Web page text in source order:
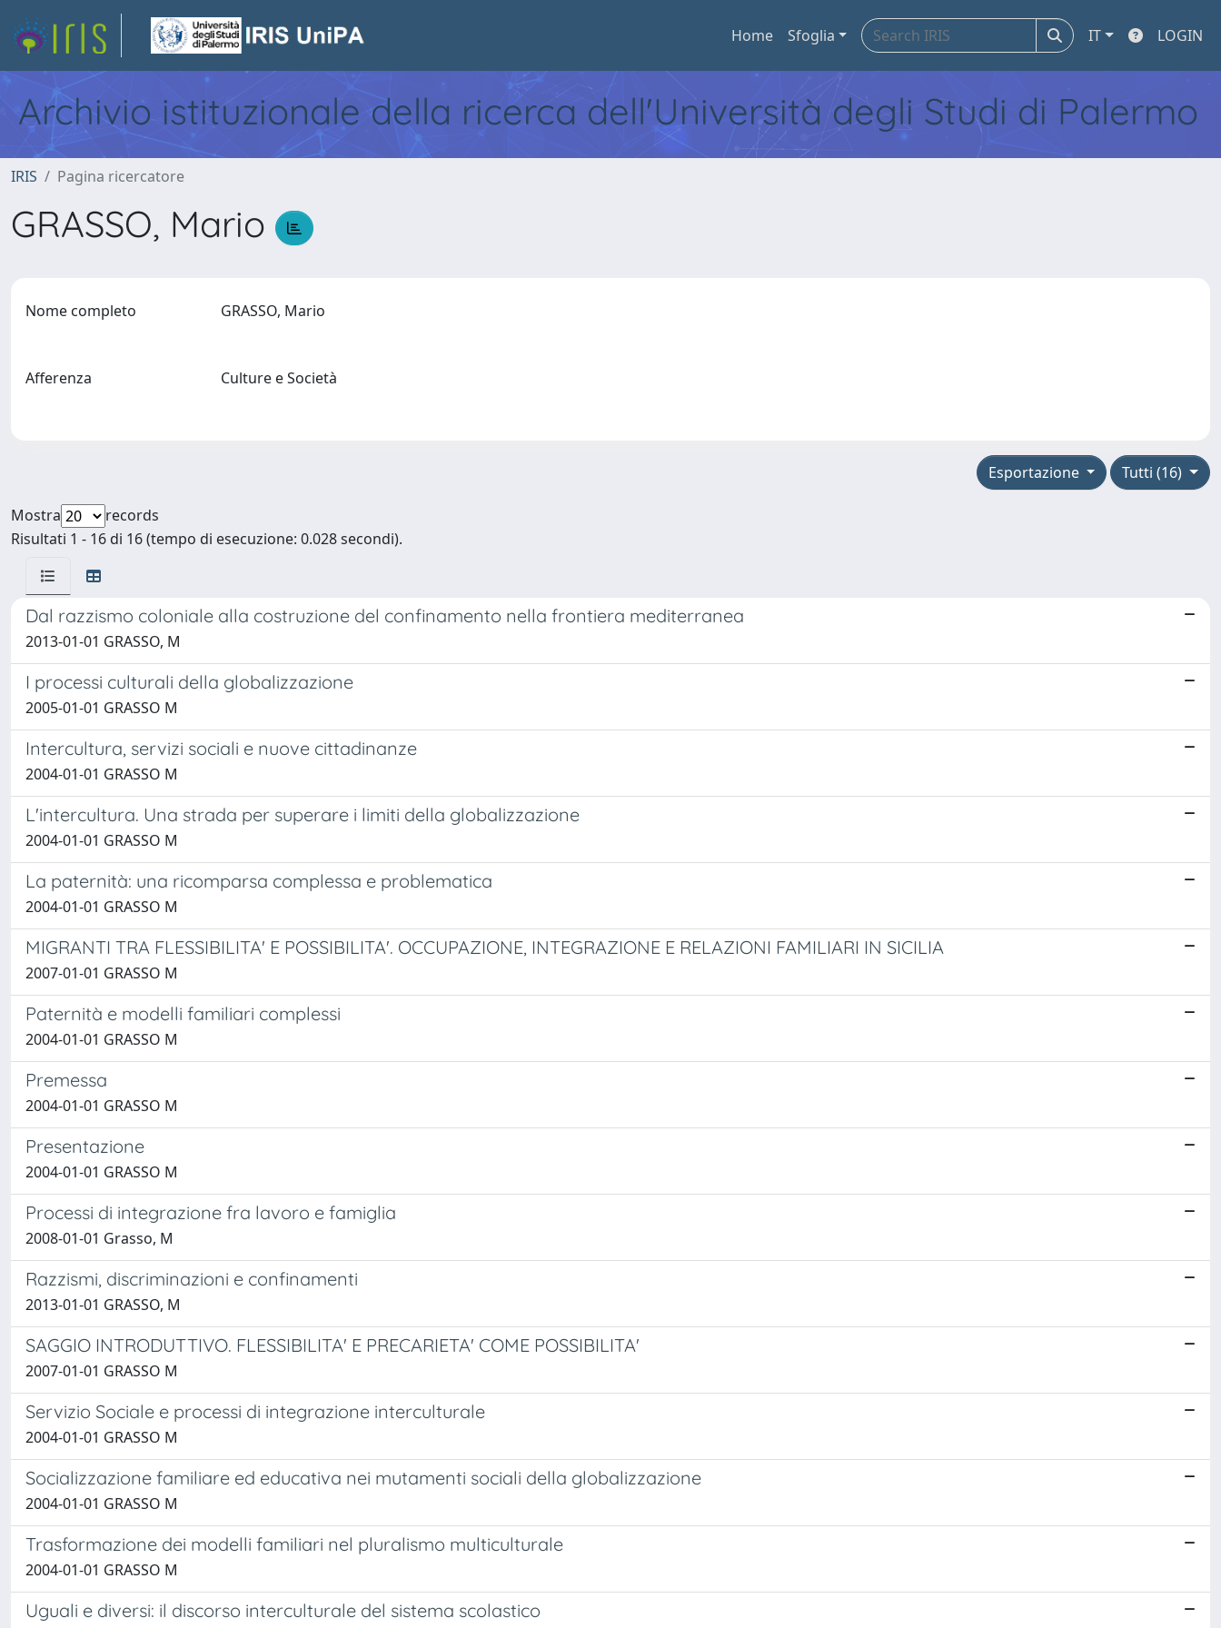
Home Sfoglia IT LOGIN
Archivio istituzionale della ricerca dell'Università degli Studi di Palermo
IRIS Pagina ricercatore
GRASSO, Mario
Nome completo GRASSO, Mario
Afferenza Culture e Società
Tutti (16)
Esportazione
Mostra
records
Risultati 1 - 16 di 16 (tempo di esecuzione: 0.028 secondi).
Dal razzismo coloniale alla costruzione del confinamento nella frontiera mediterranea
2013-01-01 GRASSO, M
I processi culturali della globalizzazione
2005-01-01 GRASSO M
Intercultura, servizi sociali e nuove cittadinanze
2004-01-01 GRASSO M
L'intercultura. Una strada per superare i limiti della globalizzazione
2004-01-01 GRASSO M
La paternità: una ricomparsa complessa e problematica
2004-01-01 GRASSO M
MIGRANTI TRA FLESSIBILITA' E POSSIBILITA'. OCCUPAZIONE, INTEGRAZIONE E RELAZIONI FAMILIARI IN SICILIA
2007-01-01 GRASSO M
Paternità e modelli familiari complessi
2004-01-01 GRASSO M
Premessa
2004-01-01 GRASSO M
Presentazione
2004-01-01 GRASSO M
Processi di integrazione fra lavoro e famiglia
2008-01-01 Grasso, M
Razzismi, discriminazioni e confinamenti
2013-01-01 GRASSO, M
SAGGIO INTRODUTTIVO. FLESSIBILITA' E PRECARIETA' COME POSSIBILITA'
2007-01-01 GRASSO M
Servizio Sociale e processi di integrazione interculturale
2004-01-01 GRASSO M
Socializzazione familiare ed educativa nei mutamenti sociali della globalizzazione
2004-01-01 GRASSO M
Trasformazione dei modelli familiari nel pluralismo multiculturale
2004-01-01 GRASSO M
Uguali e diversi: il discorso interculturale del sistema scolastico